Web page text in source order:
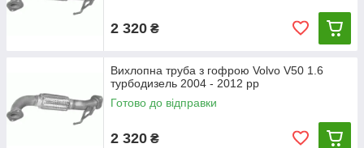
2 320 ₴
Вихлопна труба з гофрою Volvo V50 1.6
турбодизель 2004 - 2012 рр
Готово до відправки
2 320 ₴